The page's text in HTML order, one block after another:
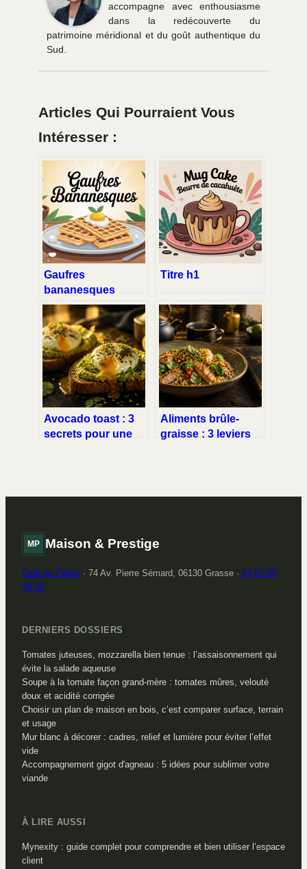
accompagne avec enthousiasme
dans la redécouverte du
patrimoine méridional et du goût authentique du
Sud.
Articles Qui Pourraient Vous
Intéresser :
Gaufres
bananesques
chicchew.fr :
recette healthy,
astuces et
variantes
gourmandes
Titre h1
Avocado toast : 3
secrets pour une
Aliments brûle-
graisse : 3 leviers
MP Maison & Prestige
Café du Palais · 74 Av. Pierre Sémard, 06130 Grasse · 04 93 40
29 26
DERNIERS DOSSIERS
Tomates juteuses, mozzarella bien tenue : l’assaisonnement qui
évite la salade aqueuse
Soupe à la tomate façon grand-mère : tomates mûres, velouté
doux et acidité corrigée
Choisir un plan de maison en bois, c’est comparer surface, terrain
et usage
Mur blanc à décorer : cadres, relief et lumière pour éviter l’effet
vide
Accompagnement gigot d'agneau : 5 idées pour sublimer votre
viande
À LIRE AUSSI
Mynexity : guide complet pour comprendre et bien utiliser l’espace
client